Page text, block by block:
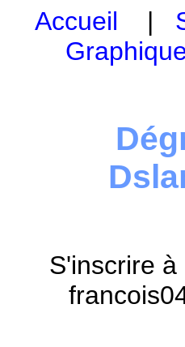
Accueil |
S'inscrire